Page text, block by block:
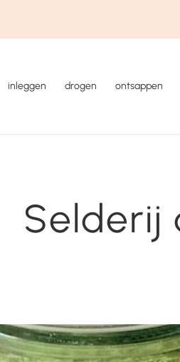
inleggen drogen ontsappen
Selderij